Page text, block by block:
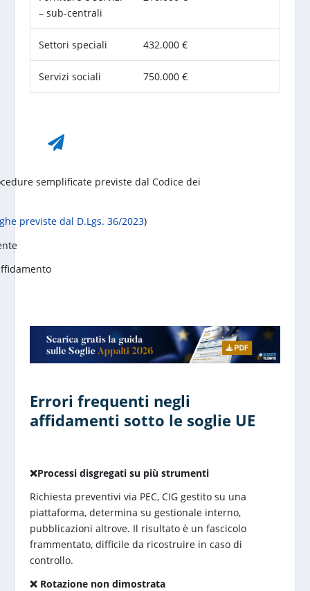
– sub-centrali
Settori speciali 432.000 €
Servizi sociali 750.000 €

semplificate previste dal Codice dei
previste dal D.Lgs. 36/2023)
Errori frequenti negli
affidamenti sotto le soglie UE
❌Processi disgregati su più strumenti
Richiesta preventivi via PEC, CIG gestito su una
piattaforma, determina su gestionale interno,
pubblicazioni altrove. Il risultato è un fascicolo
frammentato, difficile da ricostruire in caso di
controllo.
❌ Rotazione non dimostrata